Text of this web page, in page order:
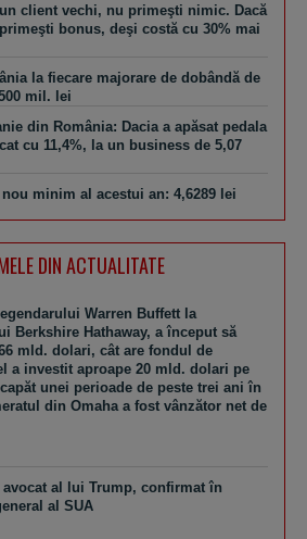
client vechi, nu primeşti nimic. Dacă
bonus, deşi costă cu 30% mai
la fiecare majorare de dobândă de
mil. lei
din România: Dacia a apăsat pedala
cu 11,4%, la un business de 5,07
minim al acestui an: 4,6289 lei
DIN ACTUALITATE
Warren Buffett la
Berkshire Hathaway, a început să
mld. dolari, cât are fondul de
a investit aproape 20 mld. dolari pe
unei perioade de peste trei ani în
din Omaha a fost vânzător net de
al lui Trump, confirmat în
al SUA